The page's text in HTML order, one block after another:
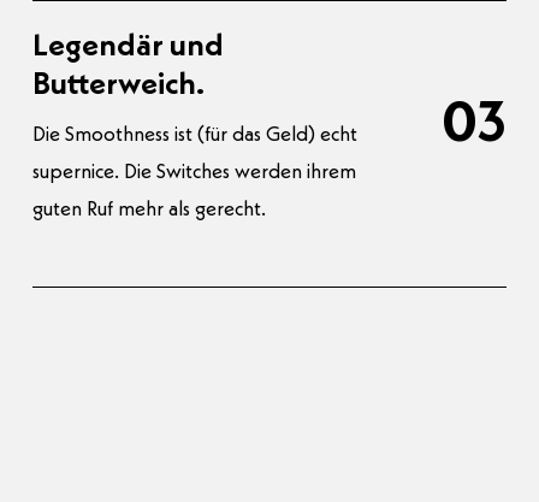
Legendär und
Butterweich.
Die Smoothness ist (für das Geld) echt
supernice. Die Switches werden ihrem
guten Ruf mehr als gerecht.
03